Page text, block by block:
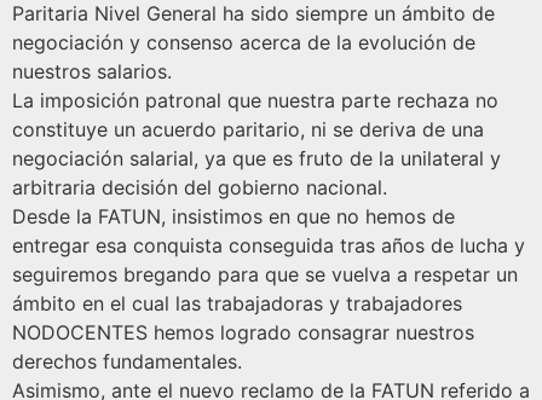
Paritaria Nivel General ha sido siempre un ámbito de
negociación y consenso acerca de la evolución de
nuestros salarios.
La imposición patronal que nuestra parte rechaza no
constituye un acuerdo paritario, ni se deriva de una
negociación salarial, ya que es fruto de la unilateral y
arbitraria decisión del gobierno nacional.
Desde la FATUN, insistimos en que no hemos de
entregar esa conquista conseguida tras años de lucha y
seguiremos bregando para que se vuelva a respetar un
ámbito en el cual las trabajadoras y trabajadores
NODOCENTES hemos logrado consagrar nuestros
derechos fundamentales.
Asimismo, ante el nuevo reclamo de la FATUN referido a